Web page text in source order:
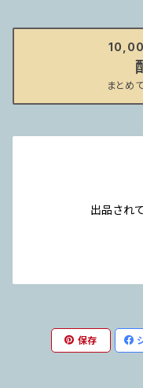
まとめ
出品され
保存